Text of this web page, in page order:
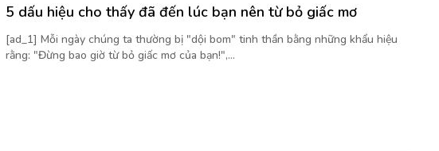
5 dấu hiệu cho thấy đã đến lúc bạn nên từ bỏ giấc mơ
[ad_1] Mỗi ngày chúng ta thường bị "dội bom" tinh thần bằng những khẩu hiệu
rằng: "Đừng bao giờ từ bỏ giấc mơ của bạn!",...